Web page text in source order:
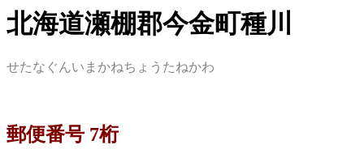
北海道瀬棚郡今金町種川
せたなぐんいまかねちょうたねかわ
郵便番号 7桁